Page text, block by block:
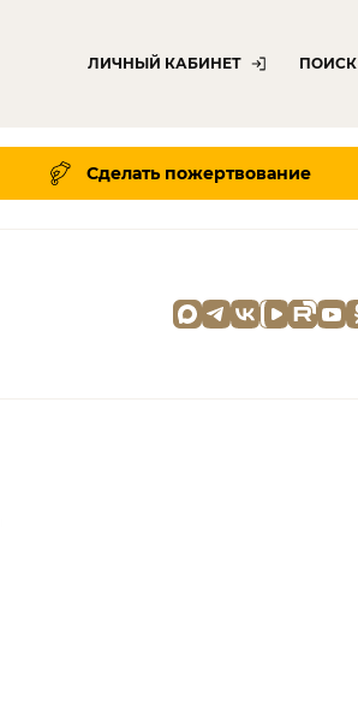
ЛИЧНЫЙ КАБИНЕТ ПОИСК
Сделать пожертвование